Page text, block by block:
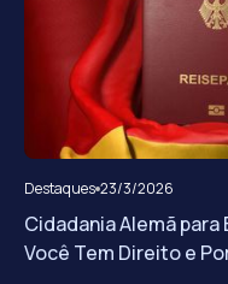
Destaques 23/3/2026
Cidadania Alemã
Você Tem Direito e